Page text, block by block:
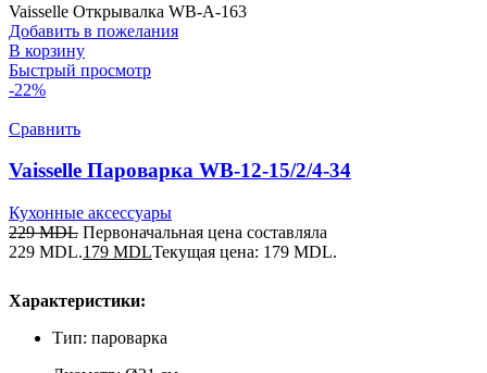
Vaisselle Открывалка WB-A-163
Добавить в пожелания
В корзину
Быстрый просмотр
-22%
Сравнить
Vaisselle Пароварка WB-12-15/2/4-34
Кухонные аксессуары
229MDL Первоначальная цена составляла
229 MDL.179 MDLТекущая цена: 179 MDL.
Характеристики:
Тип: пароварка